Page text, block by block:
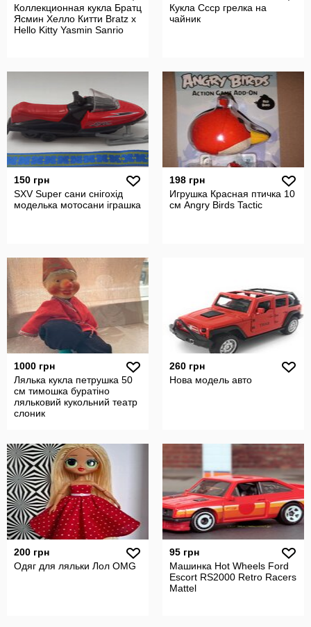
Коллекционная кукла Братц
Ясмин Хелло Китти Bratz x
Hello Kitty Yasmin Sanrio
Кукла Ссср грелка на
чайник
150 грн
SXV Super сани снігохід
моделька мотосани іграшка
198 грн
Игрушка Красная птичка 10
см Angry Birds Tactic
1000 грн
Лялька кукла петрушка 50
см тимошка буратіно
ляльковий кукольний театр
слоник
260 грн
Нова модель авто
200 грн
Одяг для ляльки Лол OMG
95 грн
Mашинкa Hot Wheels Ford
Escort RS2000 Retro Racers
Mattel